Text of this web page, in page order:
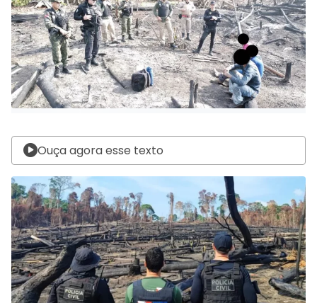
Ouça agora esse texto